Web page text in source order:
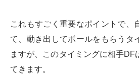
これもすごく重要なポイントで、
て、動き出してボールをもらうタ
ますが、このタイミングに相手DF
てきます。